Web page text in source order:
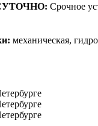
Срочное
механическая,